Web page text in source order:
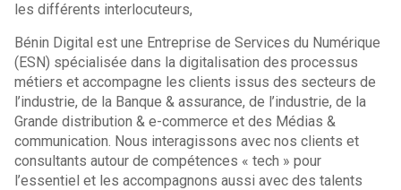
les différents interlocuteurs,
Bénin Digital est une Entreprise de Services du Numérique
(ESN) spécialisée dans la digitalisation des processus
métiers et accompagne les clients issus des secteurs de
l’industrie, de la Banque & assurance, de l’industrie, de la
Grande distribution & e-commerce et des Médias &
communication. Nous interagissons avec nos clients et
consultants autour de compétences « tech » pour
l’essentiel et les accompagnons aussi avec des talents